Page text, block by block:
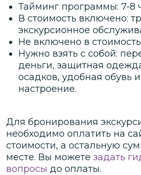
Тайминг программы: 7-8
В стоимость включено:
экскурсионное
Не включено в
Нужно взять с собой:
деньги, защитная
осадков, удобная обувь
настроение.
Для бронирования
необходимо оплатить на
стоимости, а остальную
месте. Вы можете задать
вопросы до оплаты.